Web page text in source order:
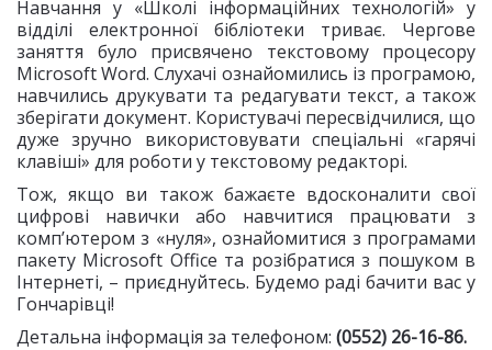
Навчання у «Школі інформаційних технологій» у
відділі електронної бібліотеки триває. Чергове
заняття було присвячено текстовому процесору
Microsoft Word. Слухачі ознайомились із програмою,
навчились друкувати та редагувати текст, а також
зберігати документ. Користувачі пересвідчилися, що
дуже зручно використовувати спеціальні «гарячі
клавіші» для роботи у текстовому редакторі.
Тож, якщо ви також бажаєте вдосконалити свої
цифрові навички або навчитися працювати з
комп’ютером з «нуля», ознайомитися з програмами
пакету Microsoft Office та розібратися з пошуком в
Інтернеті, – приєднуйтесь. Будемо раді бачити вас у
Гончарівці!
Детальна інформація за телефоном: (0552) 26-16-86.